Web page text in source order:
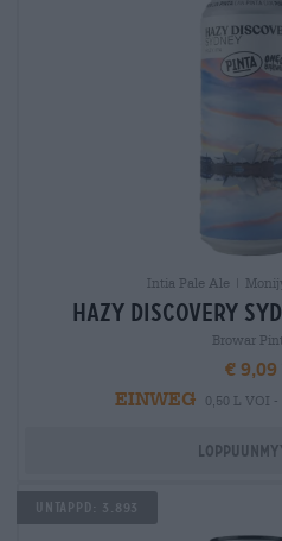
Intia Pale Ale |
hazy discovery
Browar
€ 9,09
EINWEG
0,50 L VOI -
Untappd: 3.893